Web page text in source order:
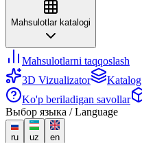
Mahsulotlar katalogi
Mahsulotlarni taqqoslash
3D Vizualizator
Katalog
Ko'p beriladigan savollar
Выбор языка / Language
ru uz en